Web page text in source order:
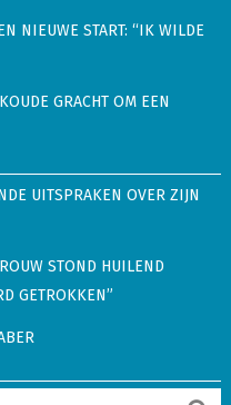
NIEUWE START: “IK WILDE
GRACHT OM EEN
UITSPRAKEN OVER ZIJN
STOND HUILEND
GETROKKEN”